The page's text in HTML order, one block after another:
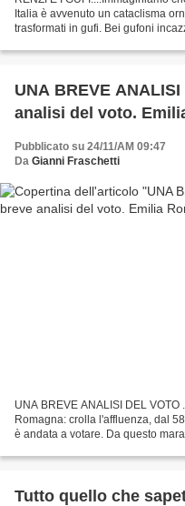
Italia è avvenuto un cataclisma
trasformati in gufi. Bei gufoni
UNA BREVE
analisi del voto.
Pubblicato su 24/11/AM 09:47
Da Gianni Fraschetti
UNA BREVE ANALISI DEL
Romagna: crolla l'affluenza, dal
è andata a votare. Da questo
Tutto quello che